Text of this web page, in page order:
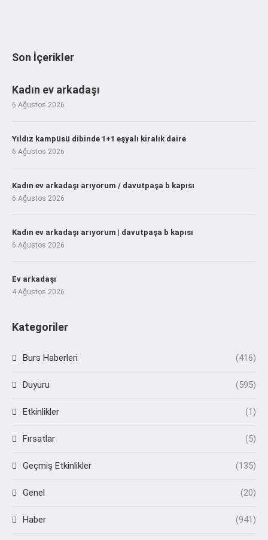
Son İçerikler
Kadın ev arkadaşı
6 Ağustos 2026
Yıldız kampüsü dibinde 1+1 eşyalı kiralık daire
6 Ağustos 2026
Kadın ev arkadaşı arıyorum / davutpaşa b kapısı
6 Ağustos 2026
Kadın ev arkadaşı arıyorum | davutpaşa b kapısı
6 Ağustos 2026
Ev arkadaşı
4 Ağustos 2026
Kategoriler
Burs Haberleri (416)
Duyuru (595)
Etkinlikler (1)
Fırsatlar (5)
Geçmiş Etkinlikler (135)
Genel (20)
Haber (941)